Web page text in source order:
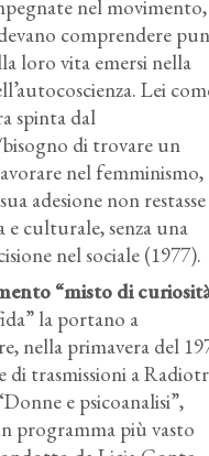
nel movimento,
comprendere
loro vita emersi nella
Lei
spinta dal
di trovare un
nel femminismo,
adesione non restasse
e culturale, senza una
nel sociale (1977).
“misto di
la portano a
nella primavera del
di trasmissioni a
e psicoanalisi”,
programma più vasto